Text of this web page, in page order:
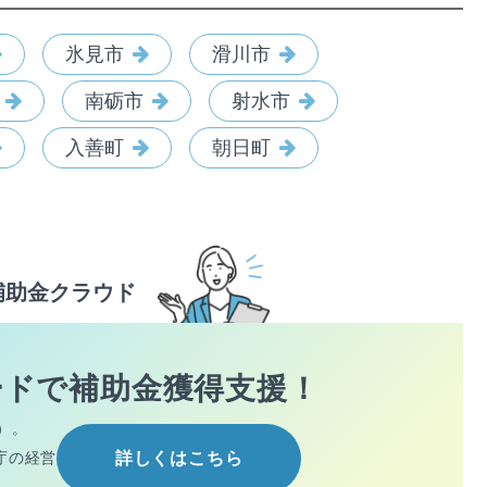
氷見市 滑川市
南砺市 射水市
入善町 朝日町
助金クラウド
で補助金獲得支援！
。
の経営
詳しくはこちら